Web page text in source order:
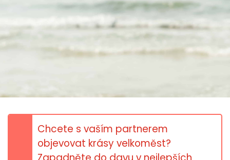
Chcete s vaším partnerem
objevovat krásy velkoměst?